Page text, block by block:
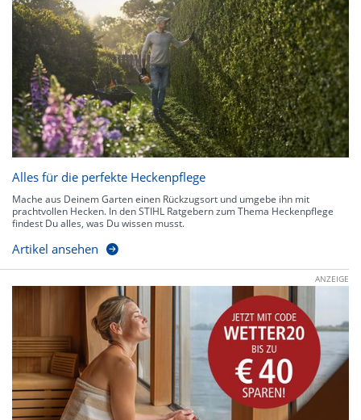
Alles für die perfekte Heckenpflege
Mache aus Deinem Garten einen Rückzugsort und umgebe ihn mit
prachtvollen Hecken. In den STIHL Ratgebern zum Thema Heckenpflege
findest Du alles, was Du wissen musst.
Artikel ansehen
ANZEIGE